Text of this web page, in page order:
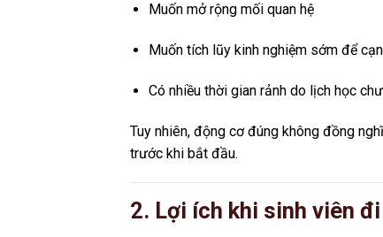
Muốn mở rộng mối quan hệ
Muốn tích lũy kinh nghiệm sớm để
Có nhiều thời gian rảnh do lịch học
Tuy nhiên, động cơ đúng không đồng
trước khi bắt đầu.
2. Lợi ích khi sinh viên